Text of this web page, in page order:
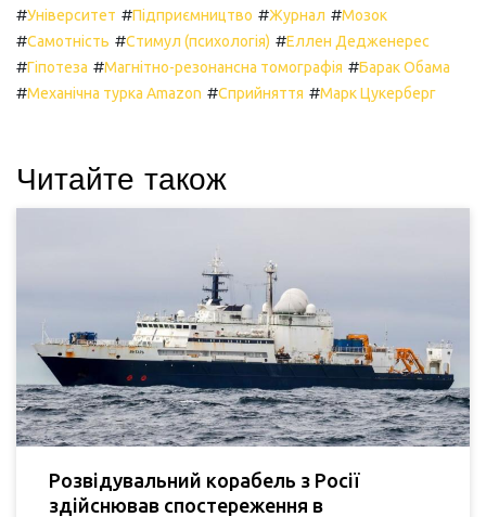
#Університет #Підприємництво #Журнал #Мозок
#Самотність #Стимул (психологія) #Еллен Дедженерес
#Гіпотеза #Магнітно-резонансна томографія #Барак Обама
#Механічна турка Amazon #Сприйняття #Марк Цукерберг
Читайте також
Розвідувальний корабель з Росії
здійснював спостереження в